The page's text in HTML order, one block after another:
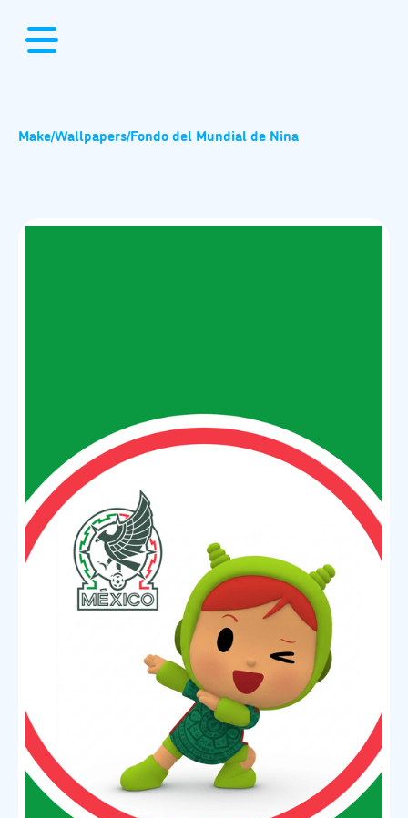
Make/Wallpapers/Fondo del Mundial de Nina